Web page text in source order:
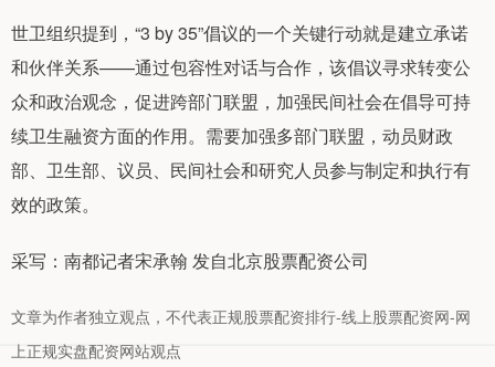
世卫组织提到，“3 by 35”倡议的一个关键行动就是建立承诺
和伙伴关系——通过包容性对话与合作，该倡议寻求转变公
众和政治观念，促进跨部门联盟，加强民间社会在倡导可持
续卫生融资方面的作用。需要加强多部门联盟，动员财政
部、卫生部、议员、民间社会和研究人员参与制定和执行有
效的政策。
采写：南都记者宋承翰 发自北京股票配资公司
文章为作者独立观点，不代表正规股票配资排行-线上股票配资网-网
上正规实盘配资网站观点